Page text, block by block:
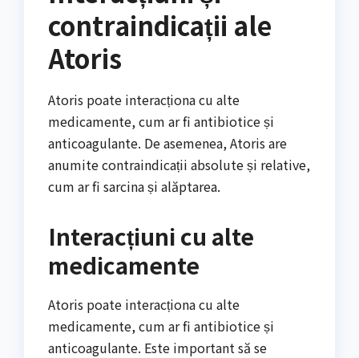
contraindicații ale
Atoris
Atoris poate interacționa cu alte
medicamente, cum ar fi antibiotice și
anticoagulante. De asemenea, Atoris are
anumite contraindicații absolute și relative,
cum ar fi sarcina și alăptarea.
Interacțiuni cu alte
medicamente
Atoris poate interacționa cu alte
medicamente, cum ar fi antibiotice și
anticoagulante. Este important să se